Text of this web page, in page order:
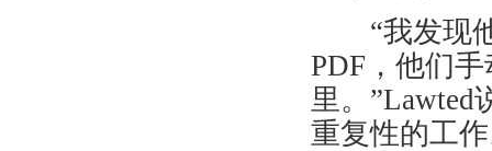
“我发现
PDF ，他们
里。 ”Lawted
重复性的工